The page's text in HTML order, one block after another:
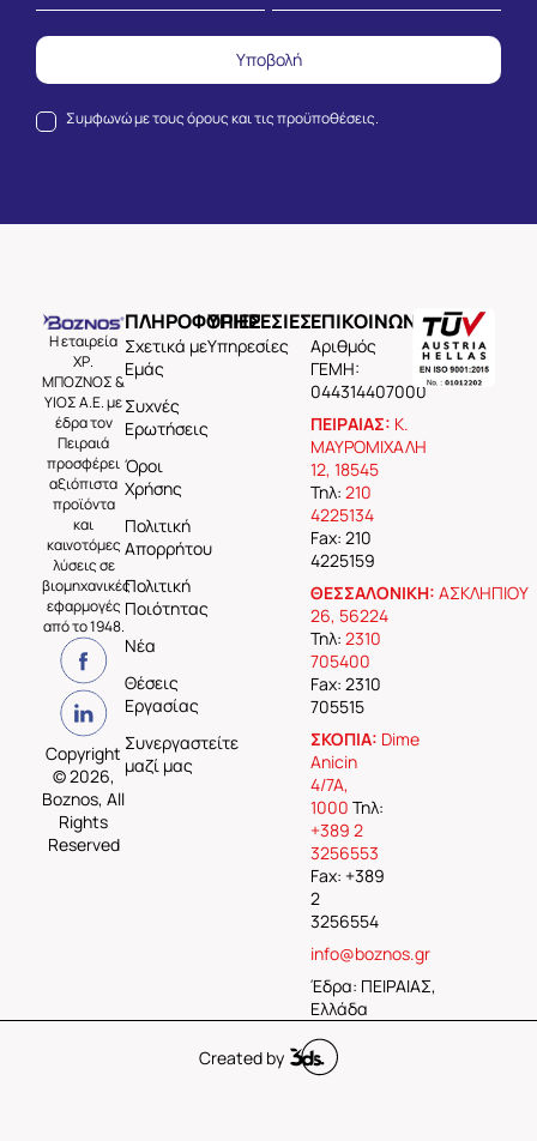
Συμφωνώ με τουςόρους και τις προϋποθέσεις.
Υποβολή
Η εταιρεία
ΧΡ.
ΜΠΟΖΝΟΣ &
ΥΙΟΣ Α.Ε. με
έδρα τον
Πειραιά
προσφέρει
αξιόπιστα
προϊόντα
και
καινοτόμες
λύσεις σε
βιομηχανικές
εφαρμογές
από το 1948.
Copyright
© 2026,
Boznos, All
Rights
Reserved
ΠΛΗΡΟΦΟΡΙΕΣ
Σχετικά με
Εμάς
Συχνές
Ερωτήσεις
Όροι
Χρήσης
Πολιτική
Απορρήτου
Πολιτική
Ποιότητας
Νέα
Θέσεις
Εργασίας
Συνεργαστείτε
μαζί μας
ΥΠΗΡΕΣΙΕΣ
Υπηρεσίες
ΕΠΙΚΟΙΝΩΝΙΑ
Aριθμός
ΓΕΜΗ:
044314407000
ΠΕΙΡΑΙΑΣ: Κ.
ΜΑΥΡΟΜΙΧΑΛΗ
12, 18545
Τηλ: 210
4225134
Fax: 210
4225159
ΘΕΣΣΑΛΟΝΙΚΗ: ΑΣΚΛΗΠΙΟΥ
26, 56224
Τηλ: 2310
705400
Fax: 2310
705515
ΣΚΟΠΙΑ: Dime
Anicin
4/7A,
1000 Τηλ:
+389 2
3256553
Fax: +389
2
3256554
info@boznos.gr
Έδρα: ΠΕΙΡΑΙΑΣ,
Ελλάδα
Created by